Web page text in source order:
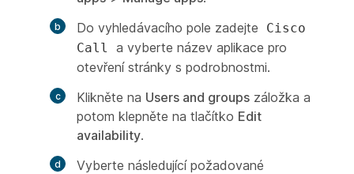
Do vyhledávacího pole zadejte
Cisco
Call
a vyberte název aplikace pro
otevření stránky s podrobnostmi.
Klikněte na Users and groups záložka a
potom klepněte na tlačítko Edit
availability.
Vyberte následující požadované